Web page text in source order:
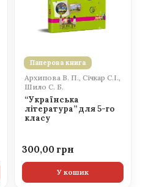
Паперова книга
Архипова В. П., Січкар С.І.,
Шило С. Б.
“Українська
література” для 5-го
класу
300,00
У кошик